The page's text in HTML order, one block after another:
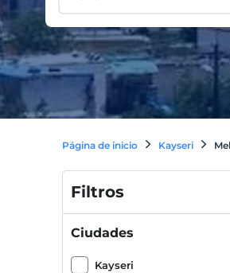
Página de inicio Kayseri
Filtros
Ciudades
Kayseri